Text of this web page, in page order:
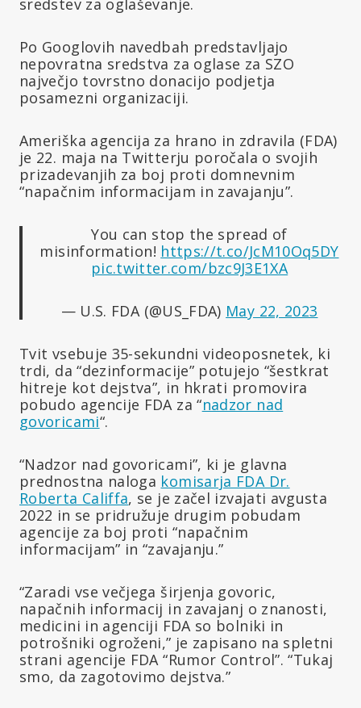
Po Googlovih navedbah predstavljajo
nepovratna sredstva za oglase za SZO
največjo tovrstno donacijo podjetja
posamezni organizaciji.
Ameriška agencija za hrano in zdravila (FDA)
je 22. maja na Twitterju poročala o svojih
prizadevanjih za boj proti domnevnim
“napačnim informacijam in zavajanju”.
You can stop the spread of
misinformation! https://t.co/JcM10Oq5DY
pic.twitter.com/bzc9J3E1XA
— U.S. FDA (@US_FDA) May 22, 2023
Tvit vsebuje 35-sekundni videoposnetek, ki
trdi, da “dezinformacije” potujejo “šestkrat
hitreje kot dejstva”, in hkrati promovira
pobudo agencije FDA za “nadzor nad
govoricami“.
“Nadzor nad govoricami”, ki je glavna
prednostna naloga komisarja FDA Dr.
Roberta Califfa, se je začel izvajati avgusta
2022 in se pridružuje drugim pobudam
agencije za boj proti “napačnim
informacijam” in “zavajanju.”
“Zaradi vse večjega širjenja govoric,
napačnih informacij in zavajanj o znanosti,
medicini in agenciji FDA so bolniki in
potrošniki ogroženi,” je zapisano na spletni
strani agencije FDA “Rumor Control”. “Tukaj
smo, da zagotovimo dejstva.”